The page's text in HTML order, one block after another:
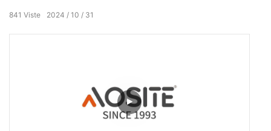
l'estetica generale di u spaziu di casa, ma ancu
dimustrà u vostru gustu è a ricerca in dettagli.
2024 10 31
841 Viste